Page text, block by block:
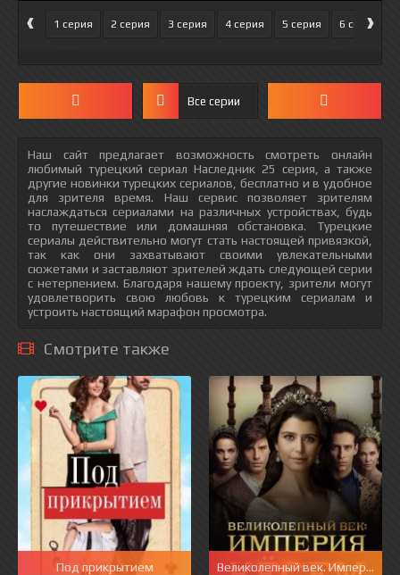
‹ 1 серия 2 серия 3 серия 4 серия 5 серия 6 серия
›
Все серии
Наш сайт предлагает возможность смотреть онлайн
любимый турецкий сериал Наследник 25 серия, а также
другие новинки турецких сериалов, бесплатно и в удобное
для зрителя время. Наш сервис позволяет зрителям
наслаждаться сериалами на различных устройствах, будь
то путешествие или домашняя обстановка. Турецкие
сериалы действительно могут стать настоящей привязкой,
так как они захватывают своими увлекательными
сюжетами и заставляют зрителей ждать следующей серии
с нетерпением. Благодаря нашему проекту, зрители могут
удовлетворить свою любовь к турецким сериалам и
устроить настоящий марафон просмотра.
Смотрите также
Под прикрытием Великолепный век. Империя